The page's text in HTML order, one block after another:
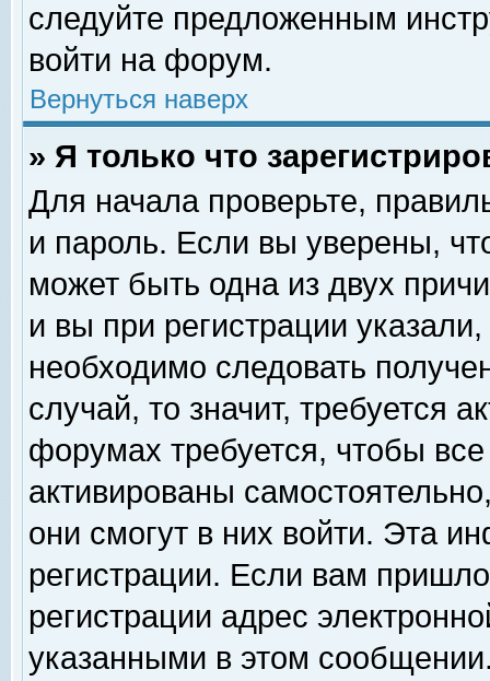
следуйте предложенным
войти на форум.
Вернуться наверх
» Я только что
Для начала проверьте,
и пароль. Если вы уверены,
может быть одна из двух
и вы при регистрации
необходимо следовать
случай, то значит, требуется
форумах требуется, чтобы
активированы
они смогут в них войти. Эта
регистрации. Если вам
регистрации адрес
указанными в этом